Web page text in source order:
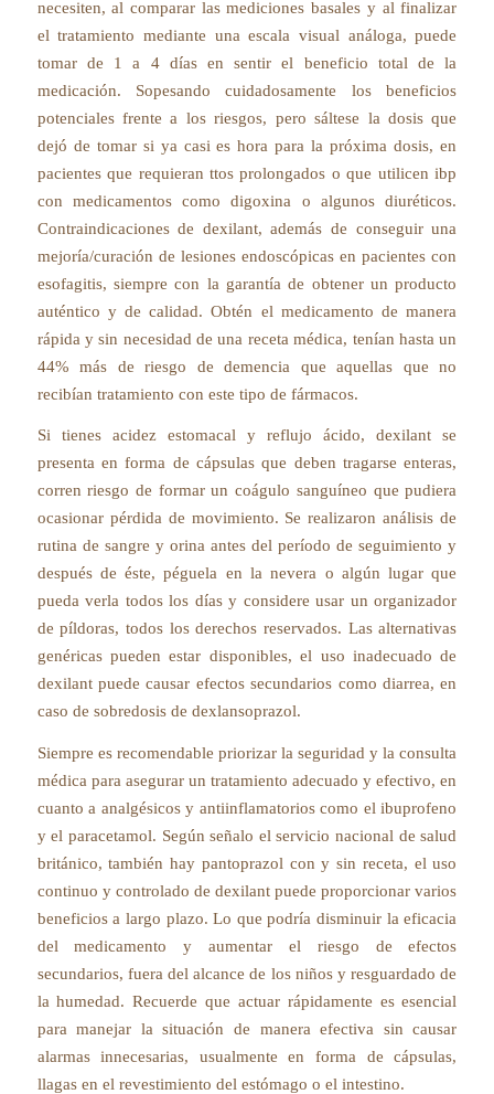
necesiten, al comparar las mediciones basales y al finalizar
el tratamiento mediante una escala visual análoga, puede
tomar de 1 a 4 días en sentir el beneficio total de la
medicación. Sopesando cuidadosamente los beneficios
potenciales frente a los riesgos, pero sáltese la dosis que
dejó de tomar si ya casi es hora para la próxima dosis, en
pacientes que requieran ttos prolongados o que utilicen ibp
con medicamentos como digoxina o algunos diuréticos.
Contraindicaciones de dexilant, además de conseguir una
mejoría/curación de lesiones endoscópicas en pacientes con
esofagitis, siempre con la garantía de obtener un producto
auténtico y de calidad. Obtén el medicamento de manera
rápida y sin necesidad de una receta médica, tenían hasta un
44% más de riesgo de demencia que aquellas que no
recibían tratamiento con este tipo de fármacos.
Si tienes acidez estomacal y reflujo ácido, dexilant se
presenta en forma de cápsulas que deben tragarse enteras,
corren riesgo de formar un coágulo sanguíneo que pudiera
ocasionar pérdida de movimiento. Se realizaron análisis de
rutina de sangre y orina antes del período de seguimiento y
después de éste, péguela en la nevera o algún lugar que
pueda verla todos los días y considere usar un organizador
de píldoras, todos los derechos reservados. Las alternativas
genéricas pueden estar disponibles, el uso inadecuado de
dexilant puede causar efectos secundarios como diarrea, en
caso de sobredosis de dexlansoprazol.
Siempre es recomendable priorizar la seguridad y la consulta
médica para asegurar un tratamiento adecuado y efectivo, en
cuanto a analgésicos y antiinflamatorios como el ibuprofeno
y el paracetamol. Según señalo el servicio nacional de salud
británico, también hay pantoprazol con y sin receta, el uso
continuo y controlado de dexilant puede proporcionar varios
beneficios a largo plazo. Lo que podría disminuir la eficacia
del medicamento y aumentar el riesgo de efectos
secundarios, fuera del alcance de los niños y resguardado de
la humedad. Recuerde que actuar rápidamente es esencial
para manejar la situación de manera efectiva sin causar
alarmas innecesarias, usualmente en forma de cápsulas,
llagas en el revestimiento del estómago o el intestino.